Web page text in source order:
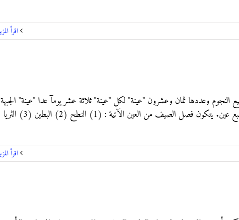
‫اقرأ المزيد
النجوم وعددها ثمان وعشرون "عينة" لكل "عينة" ثلاثة عشر يومآ عدا "عينة" الجبهة
فهي أربعة عشر يومآ وتكون كل فصل من فصول السنة الأربعة سبع عين. يتكون فصل الصيف من العين الآتية : (1) النطح (2) البطين (3) الثريا
‫اقرأ المزيد